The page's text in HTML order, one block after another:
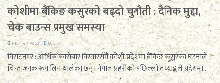
कोशीमा बैंकिङ कसुरको बढ्दो चुनौती : दैनिक मुद्दा,
चेक बाउन्स प्रमुख समस्या
साउन २२, २०८३ 0
विराटनगर : आर्थिक कारोबार विस्तारसँगै कोशी प्रदेशमा बैंकिङ कसुरका घटनाले
चिन्ताजनक रूप लिन थालेका छन्। नेपाल प्रहरीको पछिल्लो तथ्याङ्कले प्रदेशमा...